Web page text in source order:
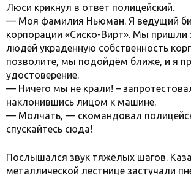
Люси крикнул в ответ полицейский.
— Моя фамилия Ньюман. Я ведущий
корпорации «Сиско-Вирт». Мы пришли
людей украденную собственность
позволите, мы подойдём ближе, и я
удостоверение.
— Ничего мы не крали! –
наклонившись лицом к машине.
— Молчать, — скомандовал
спускайтесь сюда!
Послышался звук тяжёлых шагов.
металлической лестнице застучали